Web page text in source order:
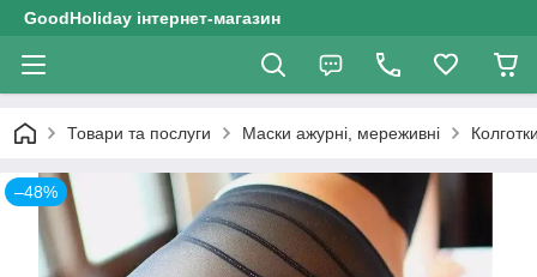
GoodHoliday інтернет-магазин
Товари та послуги Маски ажурні, мереживні
–48%